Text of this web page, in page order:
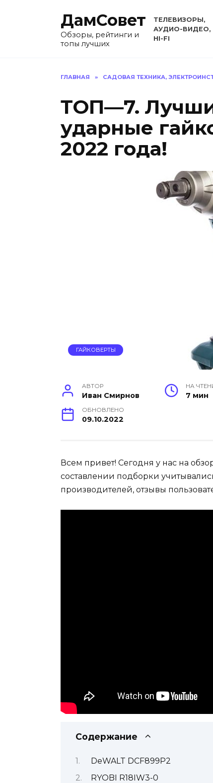
ДамСовет
Обзоры, рейтинги и
топы лучших
ТЕЛЕВИЗОРЫ,
АУДИО-ВИДЕО,
HI-FI
ГЛАВНАЯ » САДОВАЯ ТЕХНИКА,
ТОП—7.
ударные
2022 года!
ГАЙКОВЕРТЫ
АВТОР
Иван Смирнов
НА
7 мин
ОБНОВЛЕНО
09.10.2022
Всем привет! Сегодня у нас на
составлении подборки
производителей, отзывы
Содержание
DeWALT DCF899P2
RYOBI R18IW3-0